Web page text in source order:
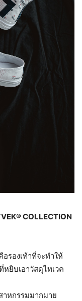
COLLECTION
อรองเท้าที่จะทำให้
ยิบเอาวัสดุไทเวค
าหกรรมมากมาย